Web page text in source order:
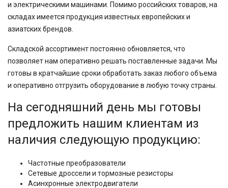
и электрическими машинами. Помимо российских товаров, на
складах имеется продукция известных европейских и
азиатских брендов.
Складской ассортимент постоянно обновляется, что
позволяет нам оперативно решать поставленные задачи. Мы
готовы в кратчайшие сроки обработать заказ любого объема
и оперативно отгрузить оборудование в любую точку страны.
На сегодняшний день мы готовы
предложить нашим клиентам из
наличия следующую продукцию:
Частотные преобразователи
Сетевые дроссели и тормозные резисторы
Асинхронные электродвигатели